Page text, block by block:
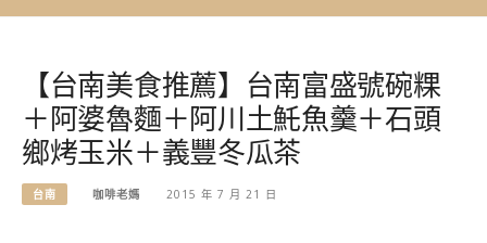
【台南美食推薦】台南富盛號碗粿
＋阿婆魯麵＋阿川土魠魚羹＋石頭
鄉烤玉米＋義豐冬瓜茶
台南 咖啡老媽 2015 年 7 月 21 日